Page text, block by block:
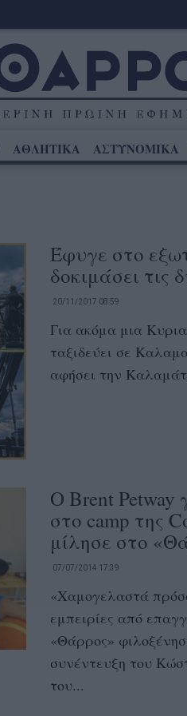
ΑΘΛΗΤΙΚΑ ΑΣΤΥΝΟΜΙΚΑ
Έφυγε στο
δοκιμάσει τις
20/11/2017 08:59
Για ακόμα μια
ταξιδεύει σε
αφήσει την
O Brent Petway
στο camp της
μίλησε στο
07/07/2014 17:39
«Χαμογελαστά
εμπειρίες από
«Θάρρος»
συνέντευξη του
του...